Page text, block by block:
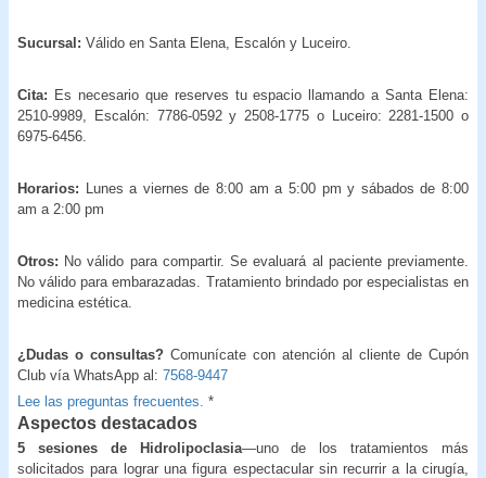
Sucursal: Válido en Santa Elena, Escalón y Luceiro.
Cita: Es necesario que reserves tu espacio llamando a Santa Elena:
2510-9989, Escalón: 7786-0592 y 2508-1775 o Luceiro: 2281-1500 o
6975-6456.
Horarios: Lunes a viernes de 8:00 am a 5:00 pm y sábados de 8:00
am a 2:00 pm
Otros: No válido para compartir. Se evaluará al paciente previamente.
No válido para embarazadas. Tratamiento brindado por especialistas en
medicina estética.
¿Dudas o consultas? Comunícate con atención al cliente de Cupón
Club vía WhatsApp al: 7568-9447
Lee las preguntas frecuentes. *
Aspectos destacados
5 sesiones de Hidrolipoclasia—uno de los tratamientos más
solicitados para lograr una figura espectacular sin recurrir a la cirugía,